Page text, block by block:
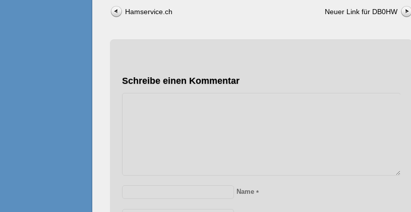
Post navigation
Hamservice.ch Neuer Link für DB0HW
Schreibe einen Kommentar
Name *